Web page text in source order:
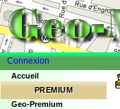
Connexion
Accueil
PREMIUM
Geo-Premium